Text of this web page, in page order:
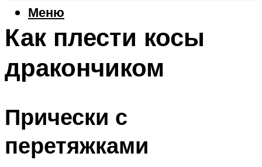
Меню
Как плести косы
дракончиком
Прически с
перетяжками